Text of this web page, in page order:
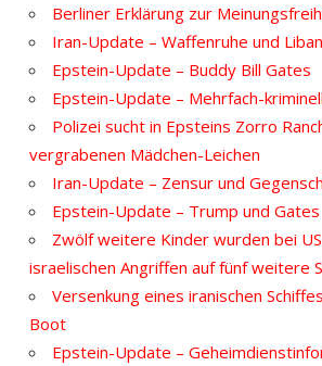
Berliner Erklärung zur
Iran-Update – Waffenruhe und
Epstein-Update – Buddy Bill Gates
Epstein-Update – Mehrfach-kriminell
Polizei sucht in Epsteins Zorro
vergrabenen Mädchen-Leichen
Iran-Update – Zensur und
Epstein-Update – Trump und Gates
Zwölf weitere Kinder wurden bei
israelischen Angriffen auf fünf weitere
Versenkung eines iranischen
Boot
Epstein-Update –